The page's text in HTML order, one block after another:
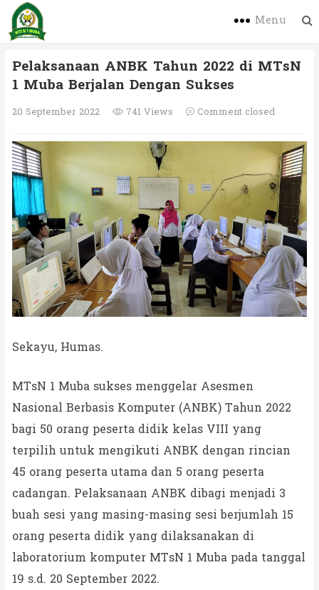
Menu
Pelaksanaan ANBK Tahun 2022 di MTsN
1 Muba Berjalan Dengan Sukses
20 September 2022 741 Views Comment closed
Sekayu, Humas.
MTsN 1 Muba sukses menggelar Asesmen
Nasional Berbasis Komputer (ANBK) Tahun 2022
bagi 50 orang peserta didik kelas VIII yang
terpilih untuk mengikuti ANBK dengan rincian
45 orang peserta utama dan 5 orang peserta
cadangan. Pelaksanaan ANBK dibagi menjadi 3
buah sesi yang masing-masing sesi berjumlah 15
orang peserta didik yang dilaksanakan di
laboratorium komputer MTsN 1 Muba pada tanggal
19 s.d. 20 September 2022.